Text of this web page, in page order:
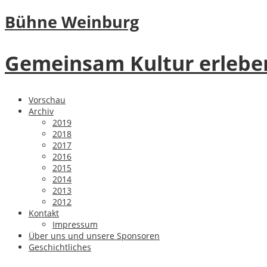
Bühne Weinburg
Gemeinsam Kultur
Vorschau
Archiv
2019
2018
2017
2016
2015
2014
2013
2012
Kontakt
Impressum
Über uns und unsere Sponsoren
Geschichtliches